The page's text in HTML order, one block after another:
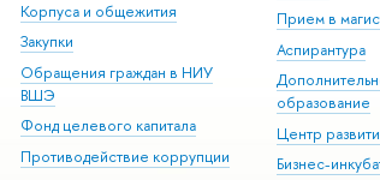
Корпуса и общежития
Закупки
Обращения граждан в НИУ
ВШЭ
Фонд целевого капитала
Противодействие коррупции
Прием в
Аспирантура
образование
Центр
Бизнес-